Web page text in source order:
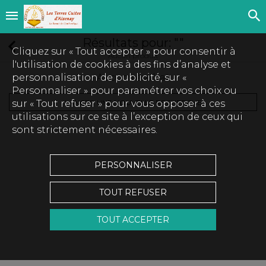
Aucun produit
Aucun résultat
LANCER UNE NOUVELLE RECHERCHE
Cliquez sur « Tout accepter » pour consentir à
l'utilisation de cookies à des fins d’analyse et
personnalisation de publicité, sur «
Personnaliser » pour paramétrer vos choix ou
sur « Tout refuser » pour vous opposer à ces
utilisations sur ce site à l’exception de ceux qui
sont strictement nécessaires.
PERSONNALISER
TOUT REFUSER
TOUT ACCEPTER